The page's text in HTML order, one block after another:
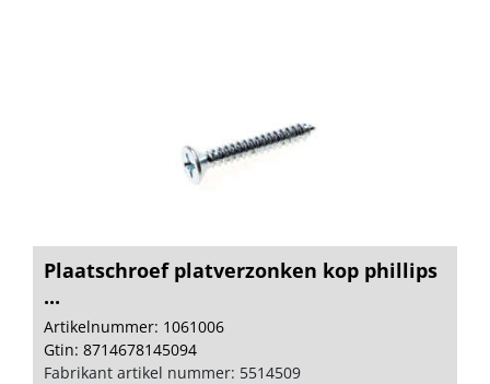
Plaatschroef platverzonken kop phillips
...
Artikelnummer: 1061006
Gtin: 8714678145094
Fabrikant artikel nummer: 5514509